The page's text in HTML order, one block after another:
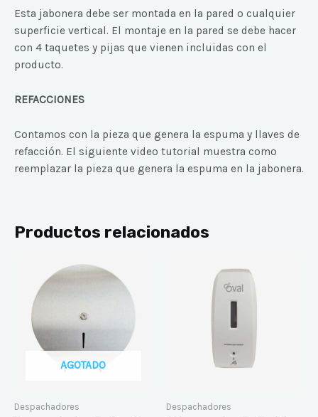
Esta jabonera debe ser montada en la pared o cualquier
superficie vertical. El montaje en la pared se debe hacer
con 4 taquetes y pijas que vienen incluidas con el
producto.
REFACCIONES
Contamos con la pieza que genera la espuma y llaves de
refacción. El siguiente video tutorial muestra como
reemplazar la pieza que genera la espuma en la jabonera.
Productos relacionados
AGOTADO
Despachadores Despachadores